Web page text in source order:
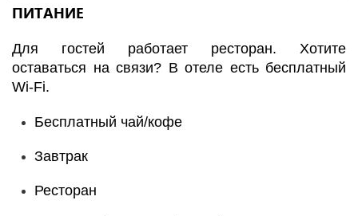
ПИТАНИЕ
Для гостей работает ресторан. Хотите
оставаться на связи? В отеле есть бесплатный
Wi-Fi.
Бесплатный чай/кофе
Завтрак
Ресторан